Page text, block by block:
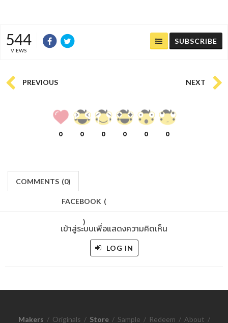
544
VIEWS
SUBSCRIBE
PREVIOUS NEXT
0 0 0 0 0 0
COMMENTS (0)
FACEBOOK (
)
เข้าสู่ระบบเพื่อแสดงความคิดเห็น
LOG IN
Makers / Originals / Store / Sample / Redeem / About /